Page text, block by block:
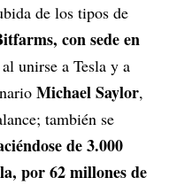
de los tipos de
con sede en
unirse a Tesla y a
Michael Saylor,
también se
de 3.000
por 62 millones de